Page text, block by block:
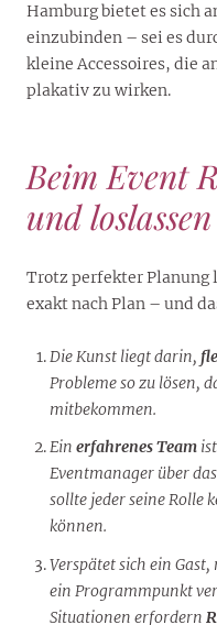
Hamburg bietet es sich
einzubinden – sei es
kleine Accessoires, die
plakativ zu wirken.
Beim Event
und loslassen
Trotz perfekter Planung
exakt nach Plan – und
Die Kunst liegt darin,
Probleme so zu lösen,
mitbekommen.
Ein erfahrenes Team
Eventmanager über
sollte jeder seine Rolle
können.
Verspätet sich ein
ein Programmpunkt
Situationen erfordern